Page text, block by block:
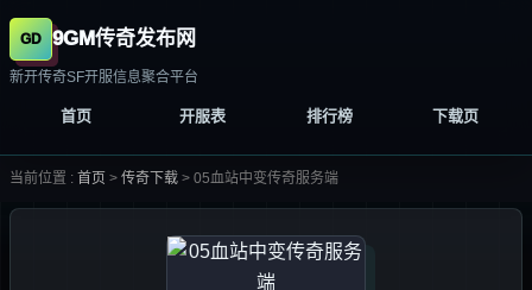
9GM传奇发布网
新开传奇SF开服信息聚合平台
首页 开服表 排行榜 下载页
当前位置 : 首页 > 传奇下载 > 05血站中变传奇服务端